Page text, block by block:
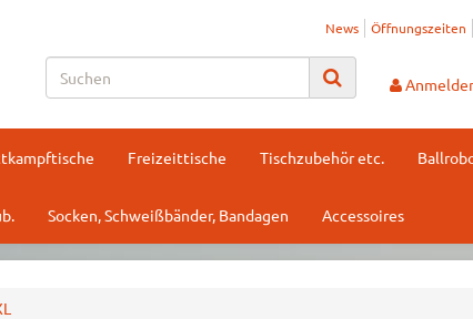
News Öffnungszeiten
Freizeittische Tischzubehör etc.
Socken, Schweißbänder, Bandagen Accessoires